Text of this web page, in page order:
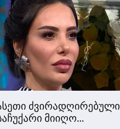
ძვირადღირებული
მიიღო...